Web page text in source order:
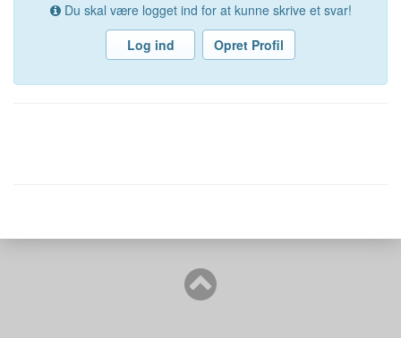
Du skal være logget ind for at kunne skrive et svar!
Log ind
Opret Profil